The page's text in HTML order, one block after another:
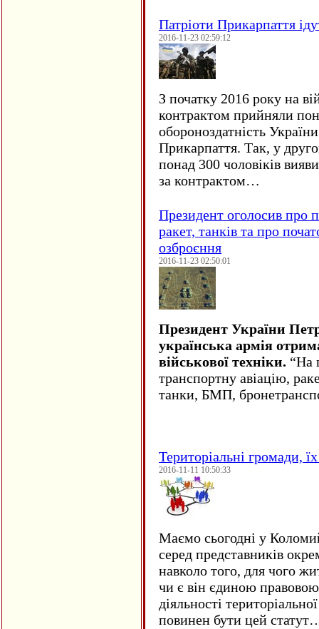
Патріоти Прикарпаття
2016-11-23 02:59:12
З початку 2016 року на
контрактом прийняли
обороноздатність
Прикарпаття. Так, у
понад 300 чоловіків
за контрактом…
Президент оголосив про
ракет, танків та про
озброєння
2016-11-23 02:50:01
Президент України
українська армія
військової техніки. “На
транспортну авіацію,
танки, БМП,
Територіальні громади,
2016-11-11 10:50:33
Маємо сьогодні у
серед представників
навколо того, для чого
чи є він єдиною
діяльності
повинен бути цей